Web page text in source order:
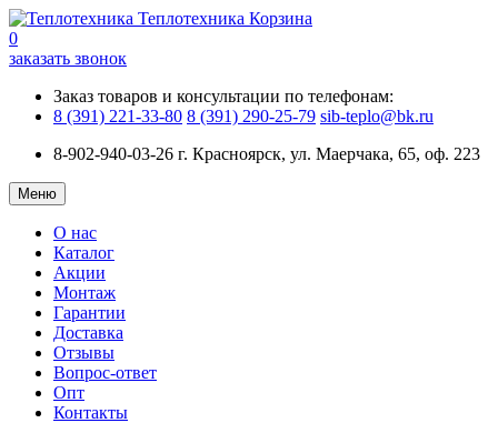
Теплотехника Корзина
0
заказать звонок
Заказ товаров и консультации по телефонам:
8 (391) 221-33-80 8 (391) 290-25-79 sib-teplo@bk.ru
8-902-940-03-26 г. Красноярск, ул. Маерчака, 65, оф. 223
Меню
О нас
Каталог
Акции
Монтаж
Гарантии
Доставка
Отзывы
Вопрос-ответ
Опт
Контакты